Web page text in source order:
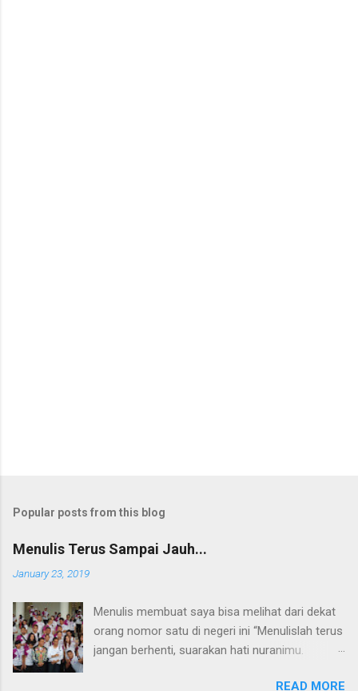
Popular posts from this blog
Menulis Terus Sampai Jauh...
January 23, 2019
Menulis membuat saya bisa melihat dari dekat
orang nomor satu di negeri ini “Menulislah terus
jangan berhenti, suarakan hati nuranimu.
READ MORE